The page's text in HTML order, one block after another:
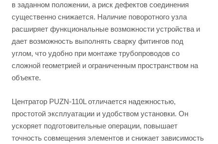
в заданном положении, а риск дефектов соединения
существенно снижается. Наличие поворотного узла
расширяет функциональные возможности устройства и
дает возможность выполнять сварку фитингов под
углом, что удобно при монтаже трубопроводов со
сложной геометрией и ограниченным пространством на
объекте.
Центратор PUZN-110L отличается надежностью,
простотой эксплуатации и удобством установки. Он
ускоряет подготовительные операции, повышает
точность совмещения элементов и снижает зависимость